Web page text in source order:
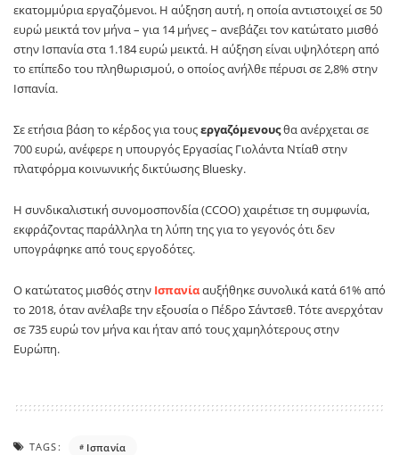
εκατομμύρια εργαζόμενοι. Η αύξηση αυτή, η οποία αντιστοιχεί σε 50
ευρώ μεικτά τον μήνα – για 14 μήνες – ανεβάζει τον κατώτατο μισθό
στην Ισπανία στα 1.184 ευρώ μεικτά. Η αύξηση είναι υψηλότερη από
το επίπεδο του πληθωρισμού, ο οποίος ανήλθε πέρυσι σε 2,8% στην
Ισπανία.
Σε ετήσια βάση το κέρδος για τουςεργαζόμενουςθα ανέρχεται σε
700 ευρώ, ανέφερε η υπουργός Εργασίας Γιολάντα Ντίαθ στην
πλατφόρμα κοινωνικής δικτύωσης Bluesky.
Η συνδικαλιστική συνομοσπονδία (CCOO) χαιρέτισε τη συμφωνία,
εκφράζοντας παράλληλα τη λύπη της για το γεγονός ότι δεν
υπογράφηκε από τους εργοδότες.
Ο κατώτατος μισθός στην Ισπανίααυξήθηκε συνολικά κατά 61% από
το 2018, όταν ανέλαβε την εξουσία ο Πέδρο Σάντσεθ. Τότε ανερχόταν
σε 735 ευρώ τον μήνα και ήταν από τους χαμηλότερους στην
Ευρώπη.
TAGS: Ισπανία